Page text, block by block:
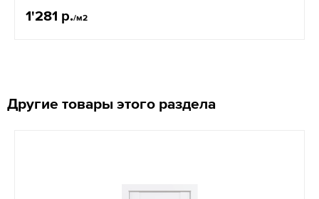
1'281 р./м2
Другие товары этого раздела